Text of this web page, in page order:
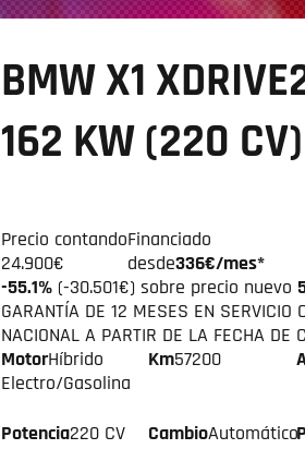
BMW X1
162 KW (220 CV)
Precio contando
24.900€
Financiado
desde336€/mes*
-55.1% (-30.501€) sobre precio nuevo
GARANTÍA DE 12 MESES EN SERVICIO
NACIONAL A PARTIR DE LA FECHA DE
MotorHíbrido
Electro/Gasolina
Km57200
Potencia220 CV CambioAutomático